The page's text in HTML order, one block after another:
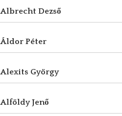
Albrecht Dezső
Áldor Péter
Alexits György
Alföldy Jenő